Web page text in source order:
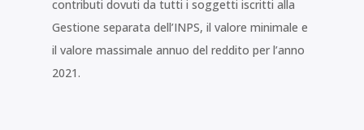
contributi dovuti da tutti i soggetti iscritti alla
Gestione separata dell’INPS, il valore minimale e
il valore massimale annuo del reddito per l’anno
2021.